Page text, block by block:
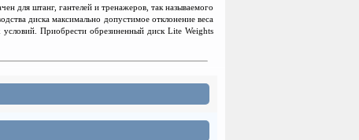
для штанг, гантелей и тренажеров, так называемого
диска максимально допустимое отклонение веса
Приобрести обрезиненный диск Lite Weights